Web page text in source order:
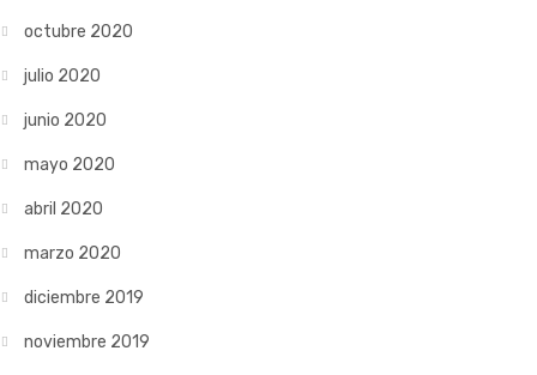
octubre 2020
julio 2020
junio 2020
mayo 2020
abril 2020
marzo 2020
diciembre 2019
noviembre 2019